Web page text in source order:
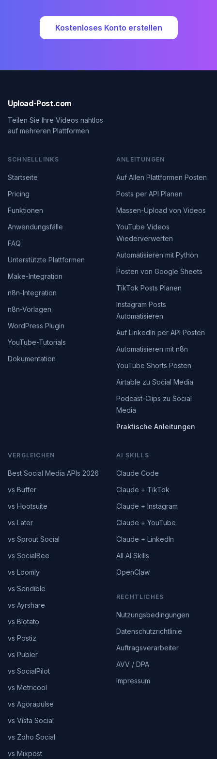
Kostenloses Konto erstellen
Upload-Post.com
Teilen Sie Ihre Videos nahtlos
auf mehreren Plattformen
SCHNELLLINKS
Startseite
Pricing
Funktionen
Anwendungsfälle
FAQ
Unterstützte Plattformen
Make-Integration
n8n-Integration
n8n-Vorlagen
WordPress Plugin
YouTube-Tutorials
Dokumentation
ANLEITUNGEN
Auf Allen Plattformen Posten
Posts per API Planen
Massen-Upload von Videos
YouTube Videos
Wiederverwerten
Automatisieren mit Python
Posten von Google Sheets
TikTok Posts Planen
Instagram Posts
Automatisieren
Auf LinkedIn per API Posten
Automatisieren mit n8n
YouTube Shorts Posten
Airtable zu Social Media
Podcast-Clips zu Social
Media
Praktische Anleitungen
VERGLEICHEN
Best Social Media APIs 2026
vs Buffer
vs Hootsuite
vs Later
vs Sprout Social
vs SocialBee
vs Loomly
vs Sendible
vs Ayrshare
vs Blotato
vs Postiz
vs Publer
vs SocialPilot
vs Metricool
vs Agorapulse
vs Vista Social
vs Zoho Social
vs Mixpost
AI SKILLS
Claude Code
Claude + TikTok
Claude + Instagram
Claude + YouTube
Claude + LinkedIn
All AI Skills
OpenClaw
RECHTLICHES
Nutzungsbedingungen
Datenschutzrichtlinie
Auftragsverarbeiter
AVV / DPA
Impressum